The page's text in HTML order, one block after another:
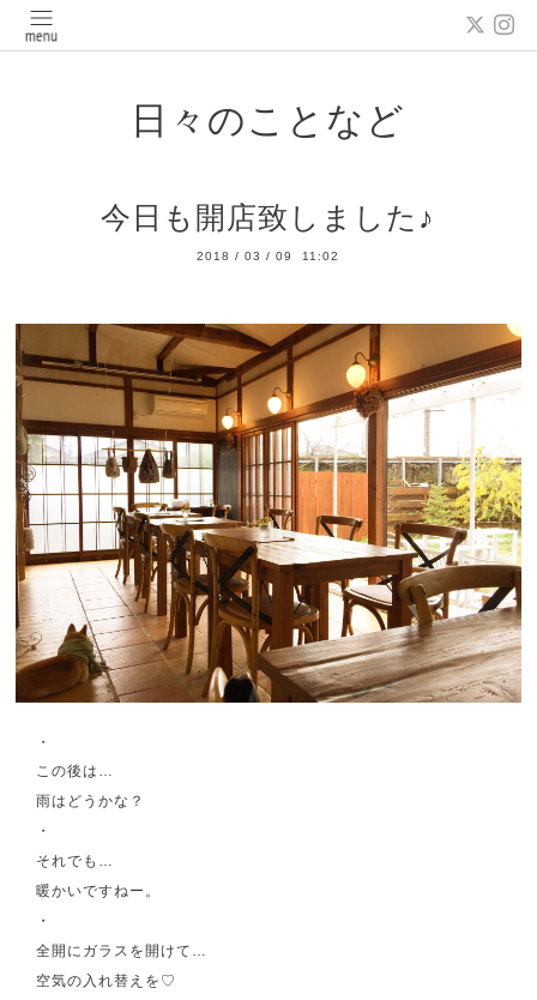
日々のことなど
今日も開店致しました♪
2018 /03 /09 11:02
・
この後は…
雨はどうかな？
・
それでも…
暖かいですねー。
・
全開にガラスを開けて…
空気の入れ替えを♡